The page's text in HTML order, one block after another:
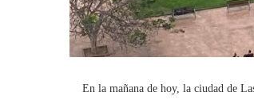
En la mañana de hoy, la ciudad de